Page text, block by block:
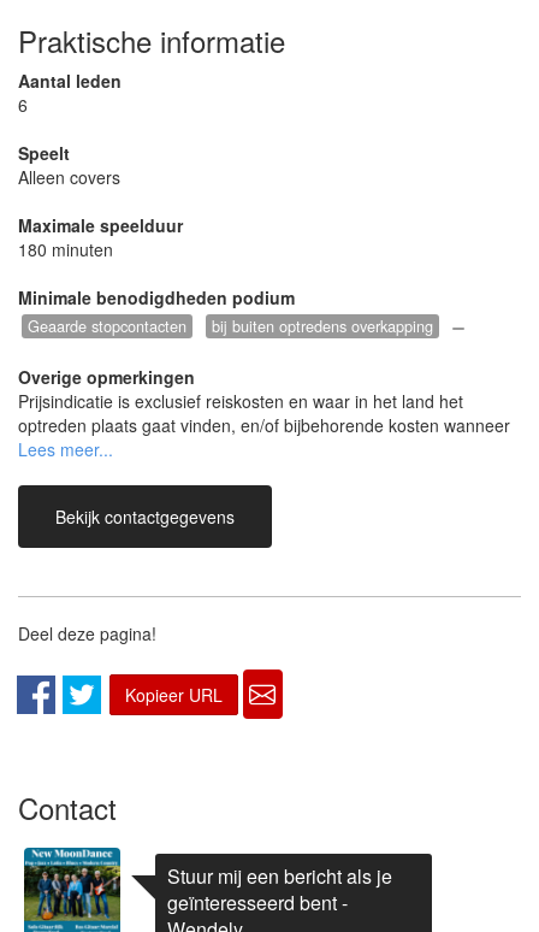
Praktische informatie
Aantal leden
6
Speelt
Alleen covers
Maximale speelduur
180 minuten
Minimale benodigdheden podium
Geaarde stopcontacten bij buiten optredens overkapping
Overige opmerkingen
Prijsindicatie is exclusief reiskosten en waar in het land het
optreden plaats gaat vinden, en/of bijbehorende kosten wanneer
er extra materiaal gehuurd of ingehuur moet worden. In overleg is
Bekijk contactgegevens
Deel deze pagina!
Kopieer URL
Contact
Stuur mij een bericht als je
geïnteresseerd bent -